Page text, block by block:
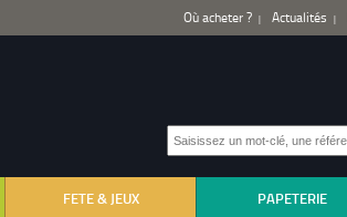
Où acheter ? Actualités
FETE & JEUX PAPETERIE